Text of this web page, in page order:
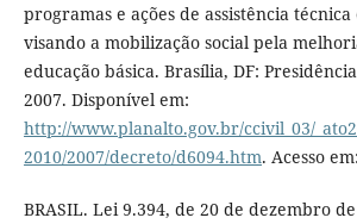
programas e ações de assistência
visando a mobilização social pela
educação básica. Brasília, DF:
2007. Disponível em:
http://www.planalto.gov.br/ccivil_03/
2010/2007/decreto/d6094.htm. Acesso
BRASIL. Lei 9.394, de 20 de dezembro